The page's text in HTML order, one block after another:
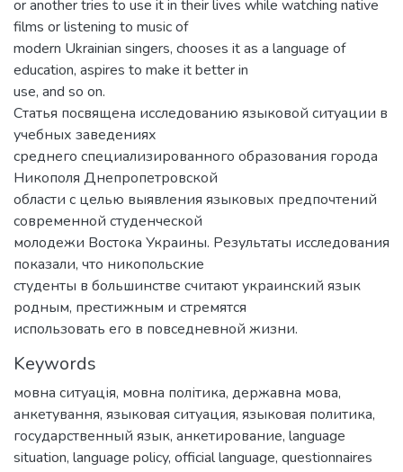
or another tries to use it in their lives while watching native
films or listening to music of
modern Ukrainian singers, chooses it as a language of
education, aspires to make it better in
use, and so on.
Статья посвящена исследованию языковой ситуации в
учебных заведениях
среднего специализированного образования города
Никополя Днепропетровской
области с целью выявления языковых предпочтений
современной студенческой
молодежи Востока Украины. Результаты исследования
показали, что никопольские
студенты в большинстве считают украинский язык
родным, престижным и стремятся
использовать его в повседневной жизни.
Keywords
мовна ситуація, мовна політика, державна мова,
анкетування, языковая ситуация, языковая политика,
государственный язык, анкетирование, language
situation, language policy, official language, questionnaires